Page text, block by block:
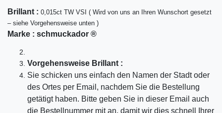
Bril lant : 0,015ct TW VSI ( Wird von uns an Ihren Wunschort gesetzt
– siehe Vorgehensweise unten )
Marke : schmuckador ®
Vorgehensweise Brillant :
Sie schicken uns einfach den Namen der Stadt oder
des Ortes per Email, nachdem Sie die Bestellung
getätigt haben. Bitte geben Sie in dieser Email auch
die Bestellnummer mit an, damit wir dies schnell Ihrer